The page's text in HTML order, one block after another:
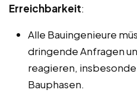
Erreichbarkeit:
Alle Bauingenieure
dringende Anfragen
reagieren,
Bauphasen.